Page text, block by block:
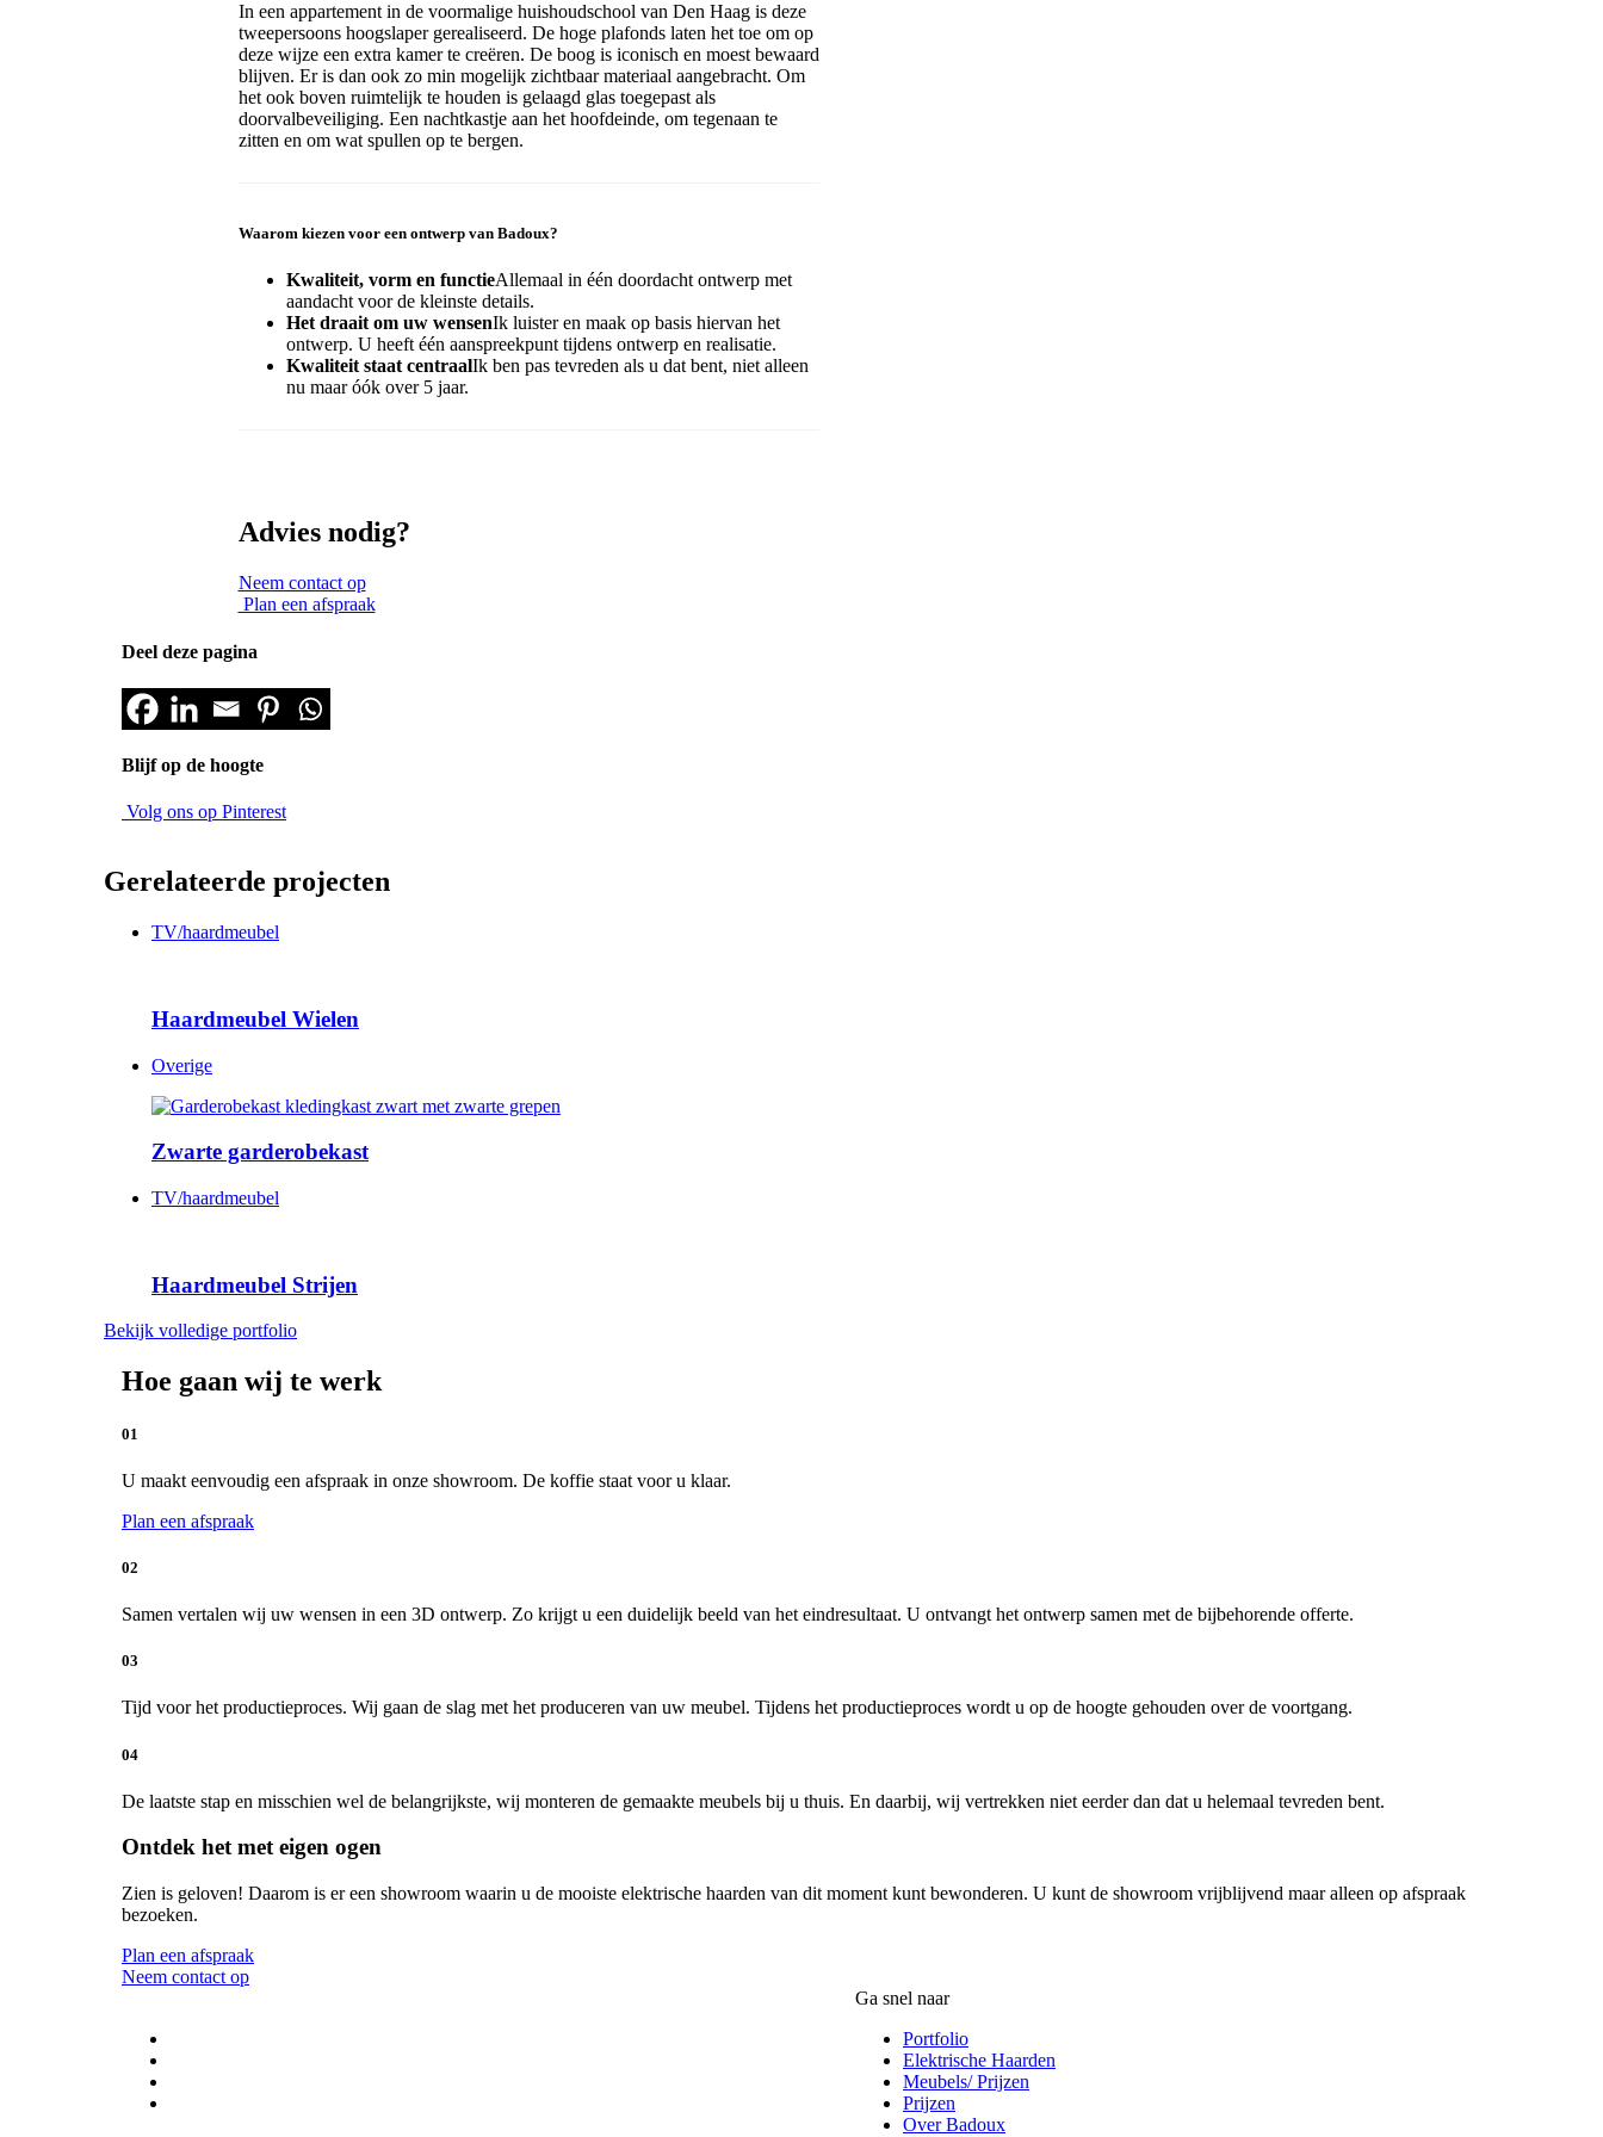
In een appartement in de voormalige huishoudschool van Den Haag is deze
tweepersoons hoogslaper gerealiseerd. De hoge plafonds laten het toe om op
deze wijze een extra kamer te creëren. De boog is iconisch en moest bewaard
blijven. Er is dan ook zo min mogelijk zichtbaar materiaal aangebracht. Om
het ook boven ruimtelijk te houden is gelaagd glas toegepast als
doorvalbeveiliging. Een nachtkastje aan het hoofdeinde, om tegenaan te
zitten en om wat spullen op te bergen.
Waarom kiezen voor een ontwerp van Badoux?
Kwaliteit, vorm en functieAllemaal in één doordacht ontwerp met
aandacht voor de kleinste details.
Het draait om uw wensenIk luister en maak op basis hiervan het
ontwerp. U heeft één aanspreekpunt tijdens ontwerp en realisatie.
Kwaliteit staat centraalIk ben pas tevreden als u dat bent, niet alleen
nu maar óók over 5 jaar.
Advies nodig?
Neem contact op
Plan een afspraak
Deel deze pagina
Blijf op de hoogte
Volg ons op Pinterest
Gerelateerde projecten
TV/haardmeubel
Haardmeubel Wielen
Overige
Zwarte garderobekast
TV/haardmeubel
Haardmeubel Strijen
Bekijk volledige portfolio
Hoe gaan wij te werk
01
U maakt eenvoudig een afspraak in onze showroom. De koffie staat voor u klaar.
Plan een afspraak
02
Samen vertalen wij uw wensen in een 3D ontwerp. Zo krijgt u een duidelijk beeld van het eindresultaat. U ontvangt het ontwerp samen met de bijbehorende offerte.
03
Tijd voor het productieproces. Wij gaan de slag met het produceren van uw meubel. Tijdens het productieproces wordt u op de hoogte gehouden over de voortgang.
04
De laatste stap en misschien wel de belangrijkste, wij monteren de gemaakte meubels bij u thuis. En daarbij, wij vertrekken niet eerder dan dat u helemaal tevreden bent.
Ontdek het met eigen ogen
Zien is geloven! Daarom is er een showroom waarin u de mooiste elektrische haarden van dit moment kunt bewonderen. U kunt de showroom vrijblijvend maar alleen op afspraak
bezoeken.
Plan een afspraak
Neem contact op
Ga snel naar
Portfolio
Elektrische Haarden
Meubels/ Prijzen
Prijzen
Over Badoux